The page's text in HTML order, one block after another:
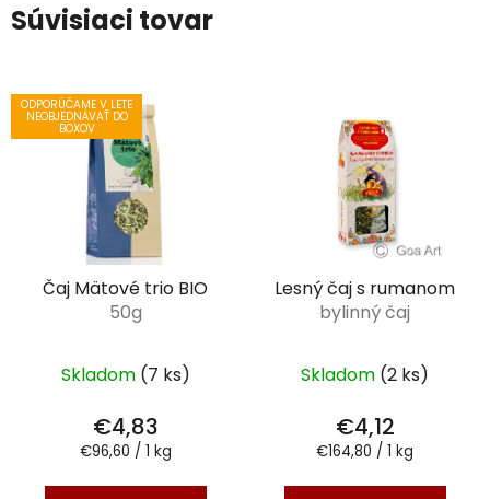
Súvisiaci tovar
ODPORÚČAME V LETE
NEOBJEDNÁVAŤ DO
BOXOV
Čaj Mätové trio BIO
50g
Skladom (7 ks)
€4,83
Jednotková
€96,60 / 1 kg
Lesný čaj s rumanom
bylinný čaj
Skladom (2 ks)
€4,12
Jednotková
€164,80 / 1 kg